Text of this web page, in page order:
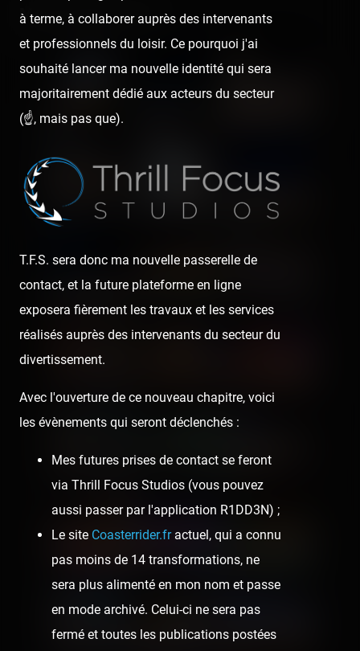
Media gallery (76)
à terme, à collaborer auprès des intervenants
et professionnels du loisir. Ce pourquoi j'ai
souhaité lancer ma nouvelle identité qui sera
majoritairement dédié aux acteurs du secteur
(☝️, mais pas que).
T.F.S. sera donc ma nouvelle passerelle de
contact, et la future plateforme en ligne
exposera fièrement les travaux et les services
réalisés auprès des intervenants du secteur du
divertissement.
Avec l'ouverture de ce nouveau chapitre, voici
les évènements qui seront déclenchés :
Mes futures prises de contact se feront
via Thrill Focus Studios (vous pouvez
aussi passer par l'application R1DD3N) ;
Le site Coasterrider.fractuel, qui a connu
pas moins de 14 transformations, ne
sera plus alimenté en mon nom et passe
en mode archivé. Celui-ci ne sera pas
fermé et toutes les publications postées